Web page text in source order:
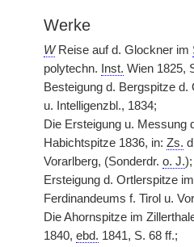
Werke
WReise auf d. Glockner im
polytechn.
Inst. Wien 1825,
Besteigung d. Bergspitze
u. Intelligenzbl., 1834;
Die Ersteigung u. Messung
Habichtspitze 1836, in: Zs.
Vorarlberg, (Sonderdr. o. J.);
Ersteigung d. Ortlerspitze im
Ferdinandeums f. Tirol u.
Die Ahornspitze im
1840, ebd. 1841, S. 68 ff.;